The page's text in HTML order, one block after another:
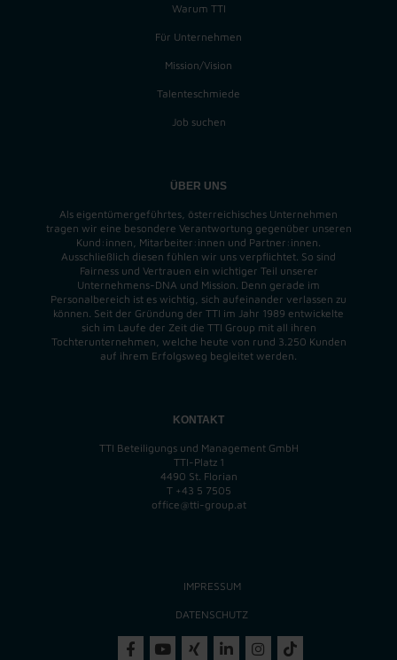
Warum TTI
Für Unternehmen
Mission/Vision
Talenteschmiede
Job suchen
ÜBER UNS
Als eigentümergeführtes, österreichisches Unternehmen
tragen wir eine besondere Verantwortung gegenüber unseren
Kund:innen, Mitarbeiter:innen und Partner:innen.
Ausschließlich diesen fühlen wir uns verpflichtet. So sind
Fairness und Vertrauen ein wichtiger Teil unserer
Unternehmens-DNA und Mission . Denn gerade im
Personalbereich ist es wichtig, sich aufeinander verlassen zu
können. Seit der Gründung der TTI im Jahr 1989 entwickelte
sich im Laufe der Zeit die TTI Group mit all ihren
Tochterunternehmen, welche heute von rund 3.250 Kunden
auf ihrem Erfolgsweg begleitet werden.
KONTAKT
TTI Beteiligungs und Management GmbH
TTI-Platz 1
4490 St. Florian
T +43 5 7505
office@tti-group.at
IMPRESSUM
DATENSCHUTZ